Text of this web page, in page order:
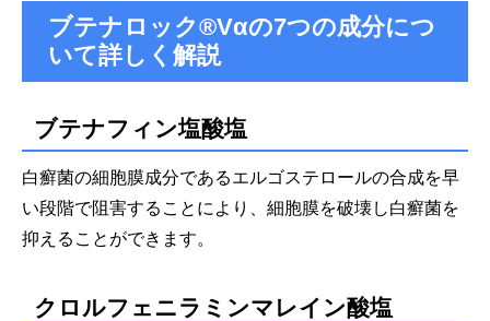
ブテナロック®Vαの7つの成分につ
いて詳しく解説
ブテナフィン塩酸塩
白癬菌の細胞膜成分であるエルゴステロールの合成を早
い段階で阻害することにより、細胞膜を破壊し白癬菌を
抑えることができます。
クロルフェニラミンマレイン酸塩